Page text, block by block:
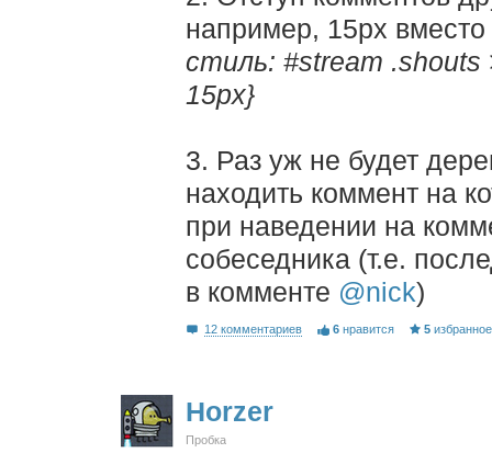
например, 15px
стиль: #stream .shouts
15px}
3. Раз уж не будет
находить коммент на
при наведении на
собеседника (т.е.
в комменте @nick)
12 комментариев 6 нравится 5 избранное
Horzer
Пробка